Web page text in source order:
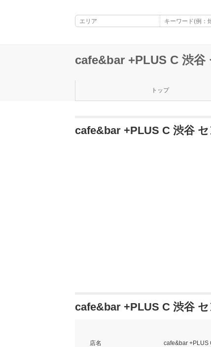
cafe&bar +PLUS C 渋谷
トップ
cafe&bar +PLUS C 渋谷
cafe&bar +PLUS C 渋谷
店名 cafe&bar +PLUS